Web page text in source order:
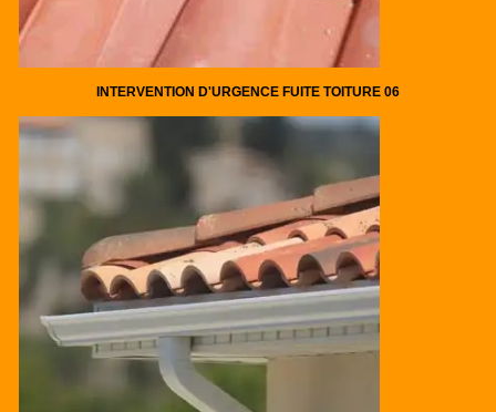
INTERVENTION D'URGENCE FUITE TOITURE 06